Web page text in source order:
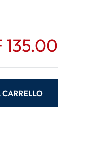
135.00
CARRELLO